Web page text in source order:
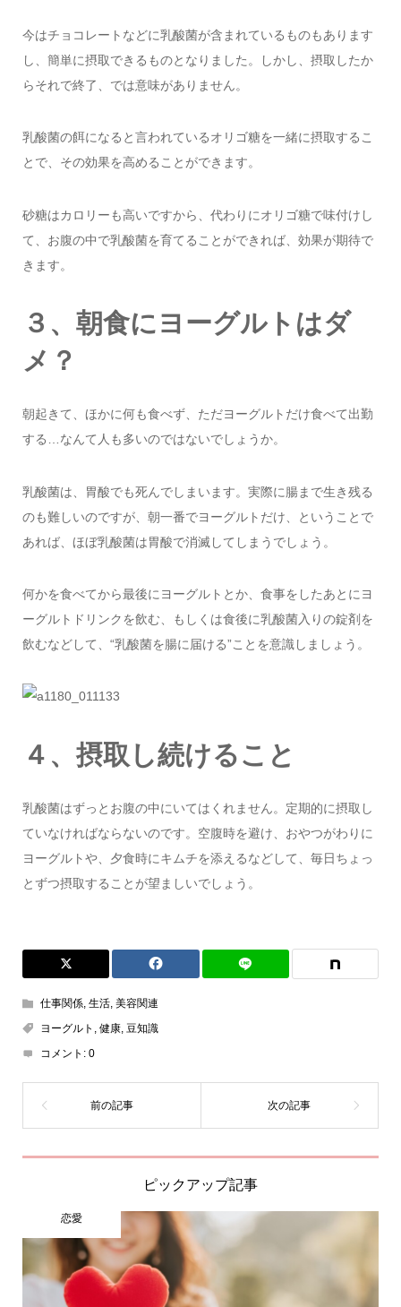
今はチョコレートなどに乳酸菌が含まれているものもあります
し、簡単に摂取できるものとなりました。しかし、摂取したか
らそれで終了、では意味がありません。
乳酸菌の餌になると言われているオリゴ糖を一緒に摂取するこ
とで、その効果を高めることができます。
砂糖はカロリーも高いですから、代わりにオリゴ糖で味付けし
て、お腹の中で乳酸菌を育てることができれば、効果が期待で
きます。
３、朝食にヨーグルトはダ
メ？
朝起きて、ほかに何も食べず、ただヨーグルトだけ食べて出勤
する…なんて人も多いのではないでしょうか。
乳酸菌は、胃酸でも死んでしまいます。実際に腸まで生き残る
のも難しいのですが、朝一番でヨーグルトだけ、ということで
あれば、ほぼ乳酸菌は胃酸で消滅してしまうでしょう。
何かを食べてから最後にヨーグルトとか、食事をしたあとにヨ
ーグルトドリンクを飲む、もしくは食後に乳酸菌入りの錠剤を
飲むなどして、“乳酸菌を腸に届ける”ことを意識しましょう。
４、摂取し続けること
乳酸菌はずっとお腹の中にいてはくれません。定期的に摂取し
ていなければならないのです。空腹時を避け、おやつがわりに
ヨーグルトや、夕食時にキムチを添えるなどして、毎日ちょっ
とずつ摂取することが望ましいでしょう。
仕事関係, 生活, 美容関連
ヨーグルト , 健康, 豆知識
コメント: 0
ピックアップ記事
恋愛